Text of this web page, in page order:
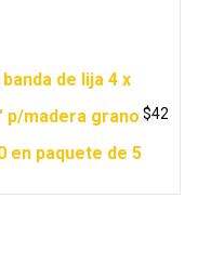
banda de lija 4 x
p/madera grano
en paquete de 5
$42